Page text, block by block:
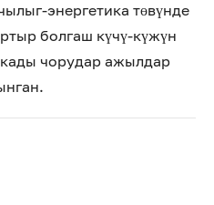
энергетика төвүнде
болгаш күчү-күжүн
чорудар ажылдар